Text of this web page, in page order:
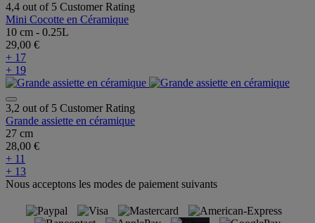
4,4 out of 5 Customer Rating
Mini Cocotte en Céramique
10 cm - 0.25L
29,00 €
+ 17
+ 19
3,2 out of 5 Customer Rating
Grande assiette en céramique
27 cm
28,00 €
+ 11
+ 13
Nous acceptons les modes de paiement suivants